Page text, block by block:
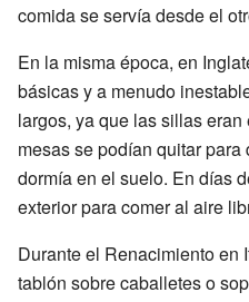
comida se servía desde el
En la misma época, en
básicas y a menudo
largos, ya que las sillas
mesas se podían quitar
dormía en el suelo. En días
exterior para comer al aire
Durante el Renacimiento en
tablón sobre caballetes o